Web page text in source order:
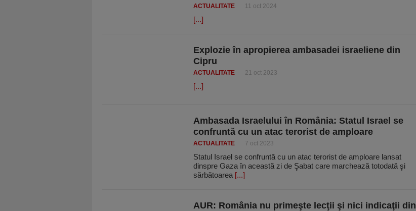
ACTUALITATE 11 oct 2024
[...]
Explozie în apropierea ambasadei israeliene din
Cipru
ACTUALITATE 21 oct 2023
[...]
Ambasada Israelului în România: Statul Israel se
confruntă cu un atac terorist de amploare
ACTUALITATE 7 oct 2023
Statul Israel se confruntă cu un atac terorist de amploare lansat
dinspre Gaza în această zi de Şabat care marchează totodată şi
sărbătoarea [...]
AUR: România nu primeşte lecţii şi nici indicaţii din